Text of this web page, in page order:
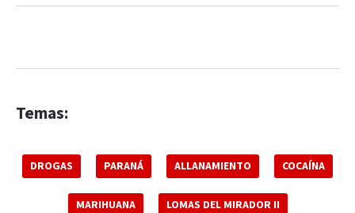
Temas:
DROGAS PARANÁ ALLANAMIENTO COCAÍNA
MARIHUANA LOMAS DEL MIRADOR II